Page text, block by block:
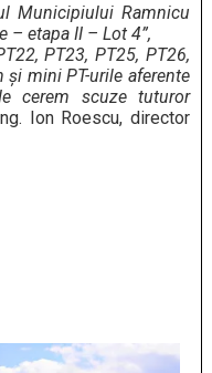
Municipiului Ramnicu
– etapa II – Lot 4”,
PT23, PT25, PT26,
şi mini PT-urile aferente
cerem scuze tuturor
Ion Roescu, director